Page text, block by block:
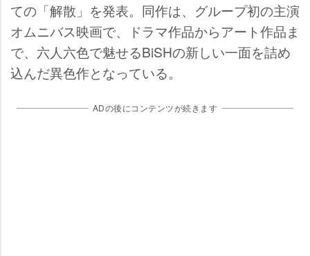
ての「解散」を発表。同作は、グループ初の主演
オムニバス映画で、ドラマ作品からアート作品ま
で、六人六色で魅せるBiSHの新しい一面を詰め
込んだ異色作となっている。
ADの後にコンテンツが続きます